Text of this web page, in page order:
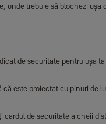
unde trebuie să blochezi ușa
de securitate pentru ușa
este proiectat cu pinuri de
de securitate a cheii